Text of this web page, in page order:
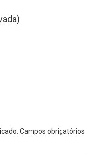
Campos obrigatórios